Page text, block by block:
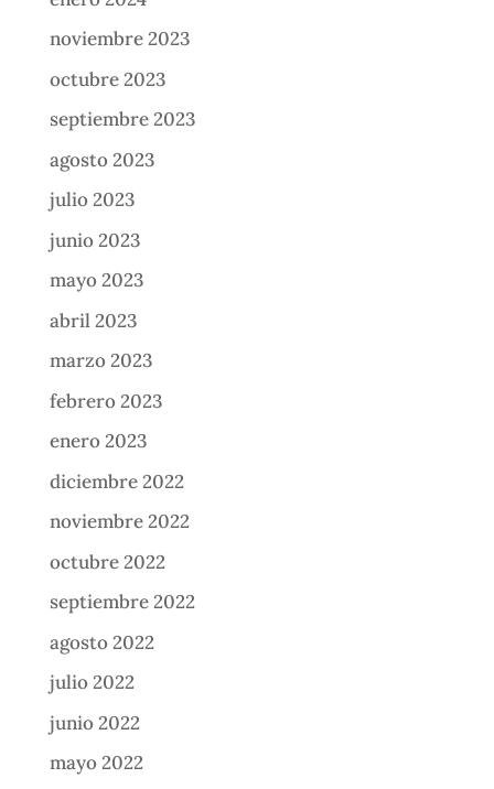
noviembre 2023
octubre 2023
septiembre 2023
agosto 2023
julio 2023
junio 2023
mayo 2023
abril 2023
marzo 2023
febrero 2023
enero 2023
diciembre 2022
noviembre 2022
octubre 2022
septiembre 2022
agosto 2022
julio 2022
junio 2022
mayo 2022